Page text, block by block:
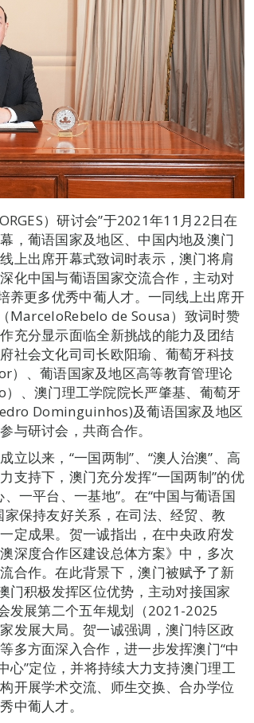
）研讨会”于2021年11月22日在
，葡语国家及地区、中国内地及澳门
上出席开幕式致词时表示，澳门将肩
化中国与葡语国家交流合作，主动对
养更多优秀中葡人才。一同线上出席开
MarceloRebelo de Sousa）致词时赞
充分显示面临全新挑战的能力及团结
社会文化司司长欧阳瑜、葡萄牙科技
、葡语国家及地区高等教育管理论
、澳门理工学院院长严肇基、葡萄牙
Dominguinhos)及葡语国家及地区
与研讨会，共商合作。
以来，“一国两制”、“澳人治澳”、高
支持下，澳门充分发挥“一国两制”的优
一平台、一基地”。在“中国与葡语国
保持友好关系，在司法、经贸、教
定成果。贺一诚指出，在中央政府发
深度合作区建设总体方案》中，多次
合作。在此背景下，澳门被赋予了新
门积极发挥区位优势，主动对接国家
发展第二个五年规划（2021-2025
发展大局。贺一诚强调，澳门特区政
多方面深入合作，进一步发挥澳门“中
心”定位，并将持续大力支持澳门理工
开展学术交流、师生交换、合办学位
中葡人才。